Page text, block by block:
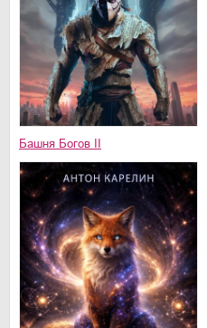
Башня Богов II